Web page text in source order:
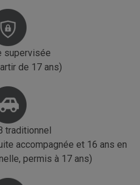
supervisée
de 17 ans)
traditionnel
accompagnée et 16 ans en
permis à 17 ans)